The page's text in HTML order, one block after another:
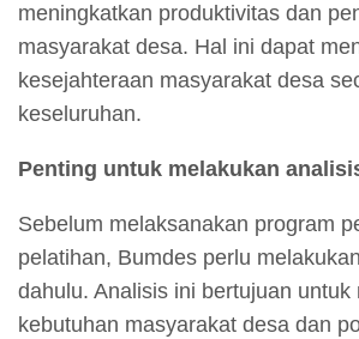
meningkatkan produktivitas dan
masyarakat desa. Hal ini dapat
kesejahteraan masyarakat desa
keseluruhan.
Penting untuk melakukan
Sebelum melaksanakan program
pelatihan, Bumdes perlu
dahulu. Analisis ini bertujuan untuk
kebutuhan masyarakat desa dan